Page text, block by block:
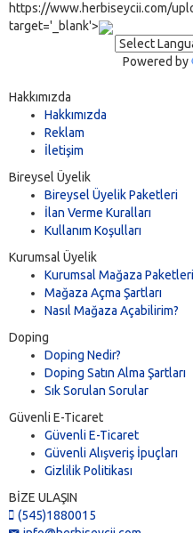
https://www.herbiseycii.com/
target='_blank'>
Powered by
Hakkımızda
Hakkımızda
Reklam
İletişim
Bireysel Üyelik
Bireysel Üyelik Paketleri
İlan Verme Kuralları
Kullanım Koşulları
Kurumsal Üyelik
Kurumsal Mağaza Paketleri
Mağaza Açma Şartları
Nasıl Mağaza Açabilirim?
Doping
Doping Nedir?
Doping Satın Alma Şartları
Sık Sorulan Sorular
Güvenli E-Ticaret
Güvenli E-Ticaret
Güvenli Alışveriş İpuçları
Gizlilik Politikası
BİZE ULAŞIN
(545)1880015